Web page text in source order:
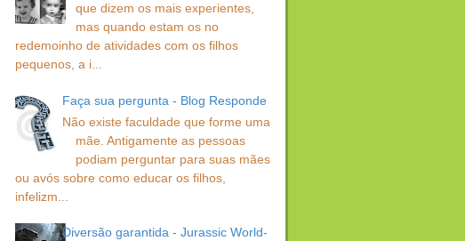
que dizem os mais experientes,
mas quando estam os no
redemoinho de atividades com os filhos
pequenos, a i...
Faça sua pergunta - Blog Responde
Não existe faculdade que forme uma
mãe. Antigamente as pessoas
podiam perguntar para suas mães
ou avós sobre como educar os filhos,
infelizm...
Diversão garantida - Jurassic World-